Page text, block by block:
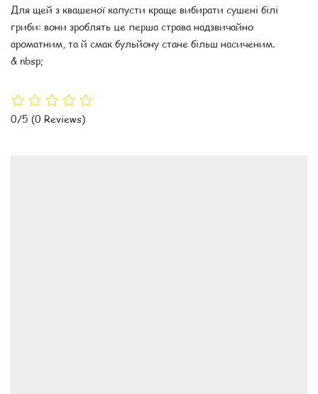
Для щей з квашеної капусти краще вибирати сушені білі
гриби: вони зроблять це перша страва надзвичайно
ароматним, та й смак бульйону стане більш насиченим.
& nbsp;
0/5 (0 Reviews)